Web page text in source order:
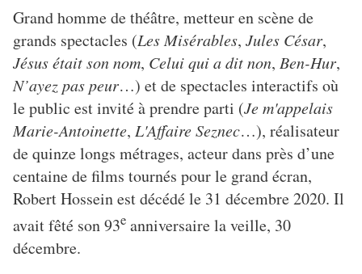
Grand homme de théâtre, metteur en scène de
grands spectacles (Les Misérables, Jules César,
Jésus était son nom, Celui qui a dit non, Ben-Hur,
N’ayez pas peur…) et de spectacles interactifs où
le public est invité à prendre parti (Je m'appelais
Marie-Antoinette, L'Affaire Seznec…), réalisateur
de quinze longs métrages, acteur dans près d’une
centaine de films tournés pour le grand écran,
Robert Hossein est décédé le 31 décembre 2020. Il
avait fêté son 93e anniversaire la veille, 30
décembre.